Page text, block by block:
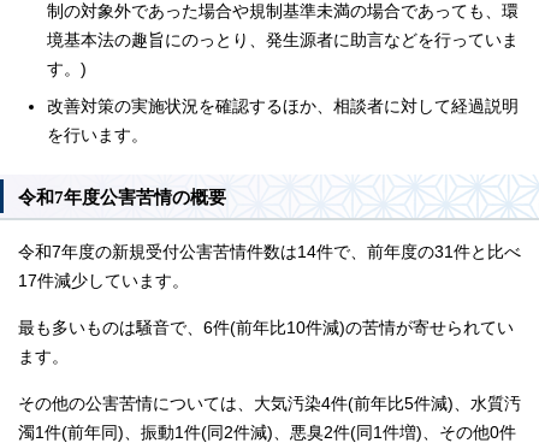
制の対象外であった場合や規制基準未満の場合であっても、環
境基本法の趣旨にのっとり、発生源者に助言などを行っていま
す。)
改善対策の実施状況を確認するほか、相談者に対して経過説明
を行います。
令和7年度公害苦情の概要
令和7年度の新規受付公害苦情件数は14件で、前年度の31件と比べ
17件減少しています。
最も多いものは騒音で、6件(前年比10件減)の苦情が寄せられてい
ます。
その他の公害苦情については、大気汚染4件(前年比5件減)、水質汚
濁1件(前年同)、振動1件(同2件減)、悪臭2件(同1件増)、その他0件